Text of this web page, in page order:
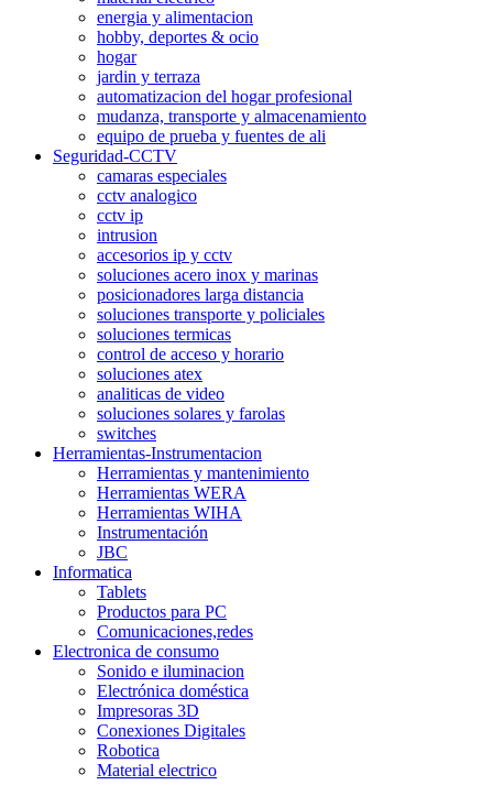
energia y alimentacion
hobby, deportes & ocio
hogar
jardin y terraza
automatizacion del hogar profesional
mudanza, transporte y almacenamiento
equipo de prueba y fuentes de ali
Seguridad-CCTV
camaras especiales
cctv analogico
cctv ip
intrusion
accesorios ip y cctv
soluciones acero inox y marinas
posicionadores larga distancia
soluciones transporte y policiales
soluciones termicas
control de acceso y horario
soluciones atex
analiticas de video
soluciones solares y farolas
switches
Herramientas-Instrumentacion
Herramientas y mantenimiento
Herramientas WERA
Herramientas WIHA
Instrumentación
JBC
Informatica
Tablets
Productos para PC
Comunicaciones,redes
Electronica de consumo
Sonido e iluminacion
Electrónica doméstica
Impresoras 3D
Conexiones Digitales
Robotica
Material electrico